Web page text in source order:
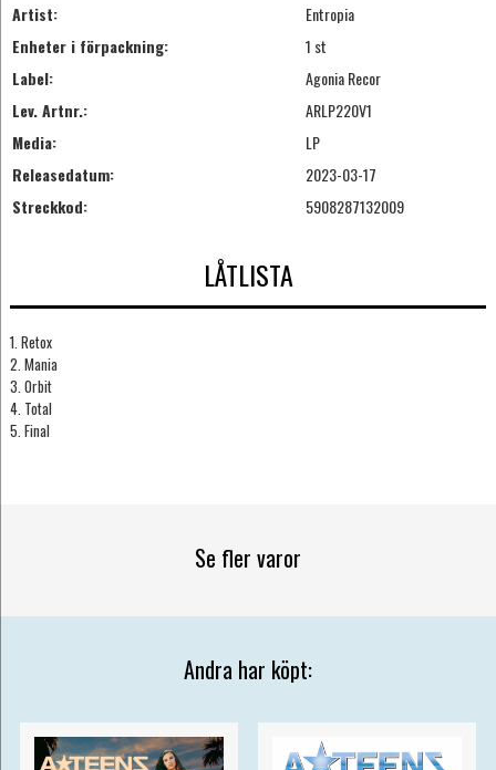
Artist:
Entropia
Enheter i förpackning:
1 st
Label:
Agonia Recor
Lev. Artnr.:
ARLP220V1
Media:
LP
Releasedatum:
2023-03-17
Streckkod:
5908287132009
LÅTLISTA
1. Retox
2. Mania
3. Orbit
4. Total
5. Final
Se fler varor
Andra har köpt: